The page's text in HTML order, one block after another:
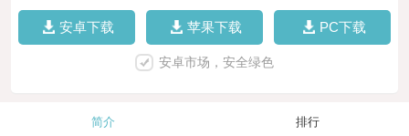
安卓下载 苹果下载 PC下载
安卓市场，安全绿色
简介 排行